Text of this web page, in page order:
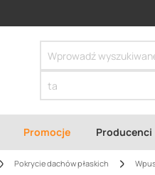
Promocje Producenci
Pokrycie dachów płaskich